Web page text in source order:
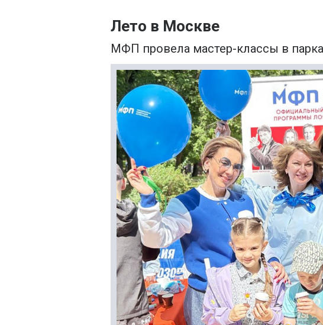
Лето в Москве
МФП провела мастер-классы в